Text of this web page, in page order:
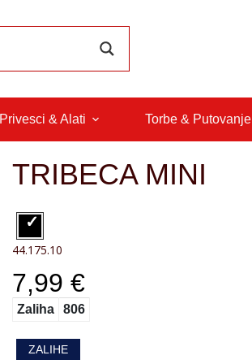
Privesci & Alati Torbe & Putovanje
TRIBECA MINI
44.175.10
7,99 €
Zaliha 806
ZALIHE